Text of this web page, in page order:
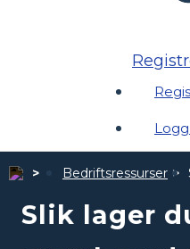
Bedriftsressurser
Slik lager